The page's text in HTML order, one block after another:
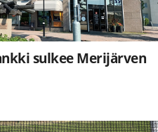
sulkee Merijärven